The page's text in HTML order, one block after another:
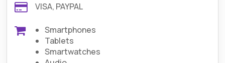
VISA, PAYPAL
Smartphones
Tablets
Smartwatches